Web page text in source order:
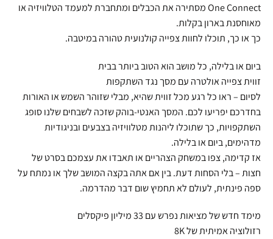
One Connect מסתירה את הכבלים ומתחברת למעמד הטלוויזיה או
מאוחסנת בארון בקלות.
כך או כך, תוכלו לחוות צפייה קולנועית טהורה במיטבה.
ביום או בלילה, כל מושב הוא הטוב ביותר בבית
זווית צפייה אולטרה עם מסך נגד השתקפות
לסיום – ראו כל רגע מכל זווית שהיא, מבלי שזוהר השמש או האורות
בחדרכם יפריעו לכם. המסך האנטי-בוהק שזכה לשבחים שלנו סופג
השתקפויות, כך שתוכלו ליהנות מטלוויזיה בצבעים ובניגודיות
מדהימים, ביום או בלילה.
אז קדימה, צפו במשחק הצהריים או תאבדו את עצמכם בסרט של
חצות – בלי הסחות דעת. בין אם אתה בקצה המושב שלך או נמתח על
ספה פינתית, לעולם לא תחמיץ שום דבר מהדרמה.
מימד חדש של מציאות נפרש עם 33 מיליון פיקסלים
רזולוציה אמיתית של 8K